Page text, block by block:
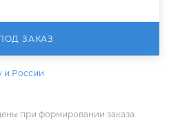
ЗАКАЗ
и России
при формировании заказа.